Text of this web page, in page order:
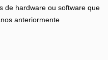
de hardware ou software que
anteriormente